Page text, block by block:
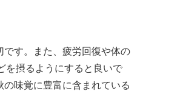
す。また、疲労回復や体の
を摂るようにすると良いで
味覚に豊富に含まれている